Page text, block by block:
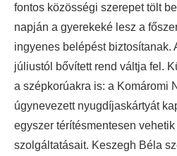
fontos közösségi szerepet tölt
napján a gyerekeké lesz a
ingyenes belépést biztosítanak.
júliustól bővített rend váltja fel.
a szépkorúakra is: a Komáromi
úgynevezett nyugdíjaskártyát
egyszer térítésmentesen
szolgáltatásait. Keszegh Béla